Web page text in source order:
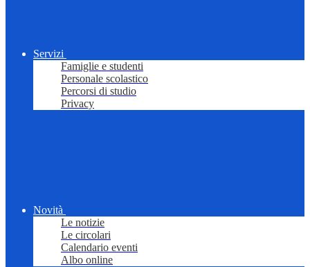
Servizi
Famiglie e studenti
Personale scolastico
Percorsi di studio
Privacy
Novità
Le notizie
Le circolari
Calendario eventi
Albo online